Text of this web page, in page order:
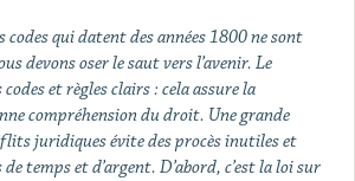
codes qui datent des années 1800 ne sont
devons oser le saut vers l’avenir. Le
et règles clairs : cela assure la
compréhension du droit. Une grande
juridiques évite des procès inutiles et
temps et d’argent. D’abord, c’est la loi sur